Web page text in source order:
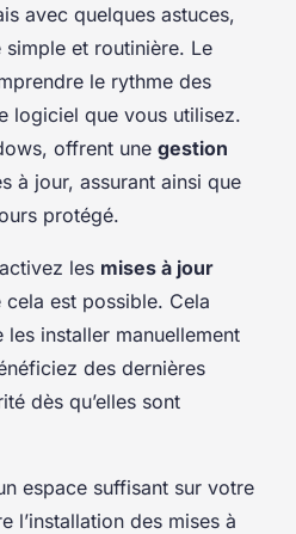
avec quelques astuces,
et routinière. Le
le rythme des
logiciel que vous utilisez.
offrent une gestion
à jour, assurant ainsi que
protégé.
les mises à jour
cela est possible. Cela
les installer manuellement
des dernières
dès qu’elles sont
espace suffisant sur votre
l’installation des mises à